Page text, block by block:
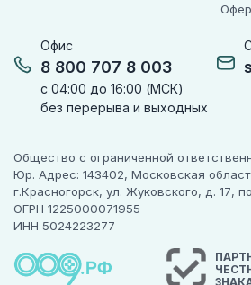
Офис
8 800 707 8 003
с 04:00 до 16:00 (МСК)
без перерыва и выходных
Общество с ограниченной
Юр. Адрес: 143402, Московская
г.Красногорск, ул. Жуковского, д. 17,
ОГРН 1225000071955
ИНН 5024223277